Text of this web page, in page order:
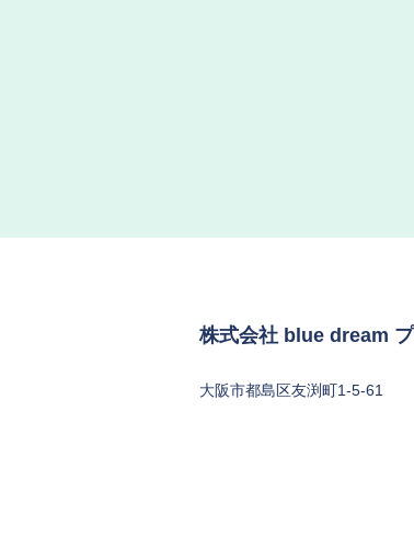
株式会社 blue dream
大阪市都島区友渕町1-5-61